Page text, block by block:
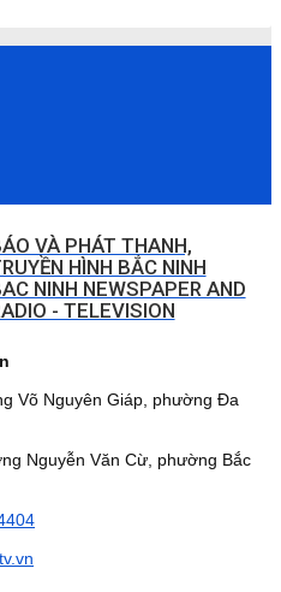
VÀ PHÁT THANH,
HÌNH BẮC NINH
NINH NEWSPAPER AND
- TELEVISION
Võ Nguyên Giáp, phường Đa
Văn Cừ, phường Bắc